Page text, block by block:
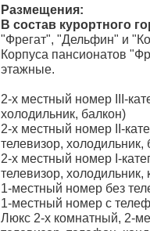
Размещения:
В состав курортного
"Фрегат", "Дельфин" и
Корпуса пансионатов
этажные.
2-х местный номер III-
холодильник, балкон)
2-х местный номер II-
телевизор, холодильник,
2-х местный номер I-
телевизор,
1-местный номер без
1-местный номер с
Люкс 2-х комнатный, 2-